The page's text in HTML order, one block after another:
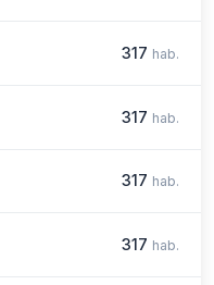
317 hab.
317 hab.
317 hab.
317 hab.